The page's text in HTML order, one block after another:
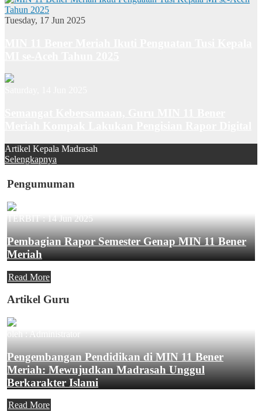
Tuesday, 17 Jun 2025
Artikel Kepala Madrasah
Selengkapnya
Pengumuman
TERBIT :14 Jun 2025
Pembagian Rapor Semester Genap MIN 11 Bener
Meriah
Read More
Artikel Guru
oleh : Administrator
Pengembangan Pendidikan di MIN 11 Bener
Meriah: Mewujudkan Madrasah Unggul
Berkarakter Islami
Read More